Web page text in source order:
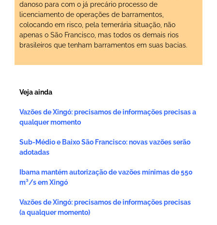
danoso para com o já precário processo de
licenciamento de operações de barramentos,
colocando em risco, pela temerária situação, não
apenas o São Francisco, mas todos os demais rios
brasileiros que tenham barramentos em suas bacias.
Veja ainda
Vazões de Xingó: precisamos de informações precisas a
qualquer momento
Sub-Médio e Baixo São Francisco: novas vazões serão
adotadas
Ibama mantém autorização de vazões mínimas de 550
m³/s em Xingó
Vazões de Xingó: precisamos de informações precisas
(a qualquer momento)